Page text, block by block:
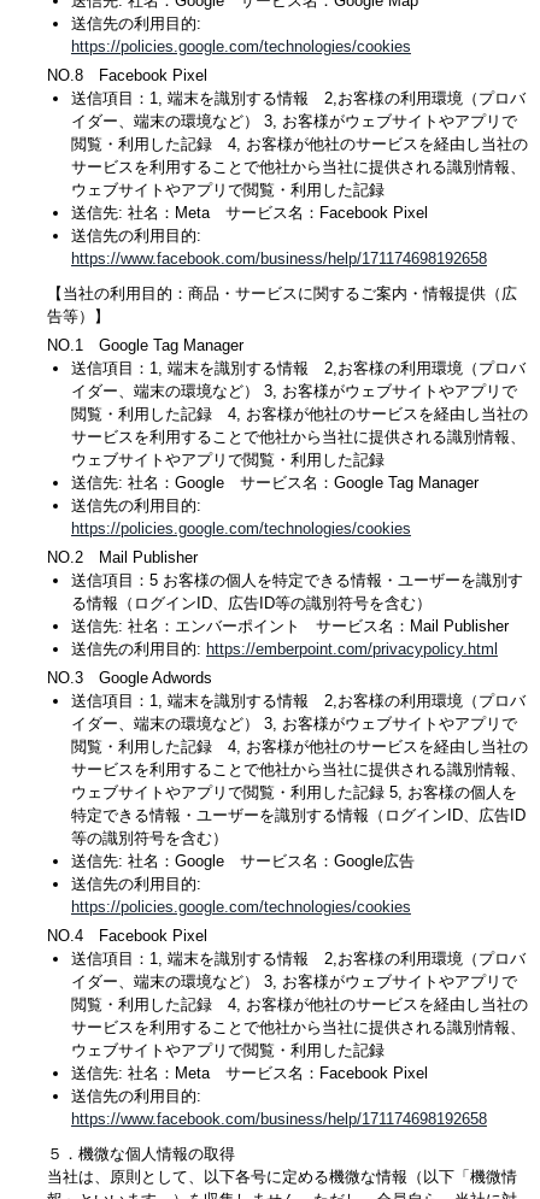
送信先の利用目的:
https://policies.google.com/technologies/cookies
NO.8 Facebook Pixel
送信項目：1, 端末を識別する情報 2,お客様の利用環境（プロバ
イダー、端末の環境など） 3, お客様がウェブサイトやアプリで
閲覧・利用した記録 4, お客様が他社のサービスを経由し当社の
サービスを利用することで他社から当社に提供される識別情報、
ウェブサイトやアプリで閲覧・利用した記録
送信先: 社名：Meta サービス名：Facebook Pixel
送信先の利用目的:
https://www.facebook.com/business/help/171174698192658
【当社の利用目的：商品・サービスに関するご案内・情報提供（広
告等）】
NO.1 Google Tag Manager
送信項目：1, 端末を識別する情報 2,お客様の利用環境（プロバ
イダー、端末の環境など） 3, お客様がウェブサイトやアプリで
閲覧・利用した記録 4, お客様が他社のサービスを経由し当社の
サービスを利用することで他社から当社に提供される識別情報、
ウェブサイトやアプリで閲覧・利用した記録
送信先: 社名：Google サービス名：Google Tag Manager
送信先の利用目的:
https://policies.google.com/technologies/cookies
NO.2 Mail Publisher
送信項目：5 お客様の個人を特定できる情報・ユーザーを識別す
る情報（ログインID、広告ID等の識別符号を含む）
送信先: 社名：エンバーポイント サービス名：Mail Publisher
送信先の利用目的: https://emberpoint.com/privacypolicy.html
NO.3 Google Adwords
送信項目：1, 端末を識別する情報 2,お客様の利用環境（プロバ
イダー、端末の環境など） 3, お客様がウェブサイトやアプリで
閲覧・利用した記録 4, お客様が他社のサービスを経由し当社の
サービスを利用することで他社から当社に提供される識別情報、
ウェブサイトやアプリで閲覧・利用した記録 5, お客様の個人を
特定できる情報・ユーザーを識別する情報（ログインID、広告ID
等の識別符号を含む）
送信先: 社名：Google サービス名：Google広告
送信先の利用目的:
https://policies.google.com/technologies/cookies
NO.4 Facebook Pixel
送信項目：1, 端末を識別する情報 2,お客様の利用環境（プロバ
イダー、端末の環境など） 3, お客様がウェブサイトやアプリで
閲覧・利用した記録 4, お客様が他社のサービスを経由し当社の
サービスを利用することで他社から当社に提供される識別情報、
ウェブサイトやアプリで閲覧・利用した記録
送信先: 社名：Meta サービス名：Facebook Pixel
送信先の利用目的:
https://www.facebook.com/business/help/171174698192658
５．機微な個人情報の取得
当社は、原則として、以下各号に定める機微な情報（以下「機微情